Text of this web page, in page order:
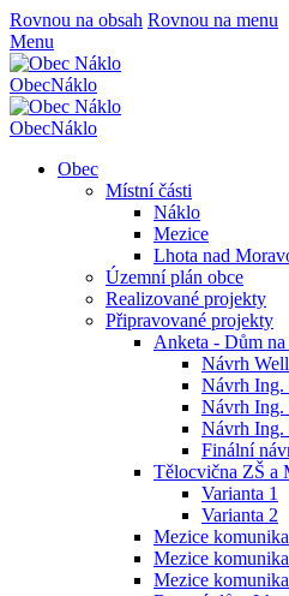
Rovnou na obsah Rovnou na menu
Menu
ObecNáklo
ObecNáklo
Obec
Místní části
Náklo
Mezice
Lhota nad
Územní plán obce
Realizované projekty
Připravované projekty
Anketa - Dům na
Návrh
Návrh Ing.
Návrh Ing.
Návrh Ing.
Finální
Tělocvična ZŠ a
Varianta 1
Varianta 2
Mezice
Mezice
Mezice